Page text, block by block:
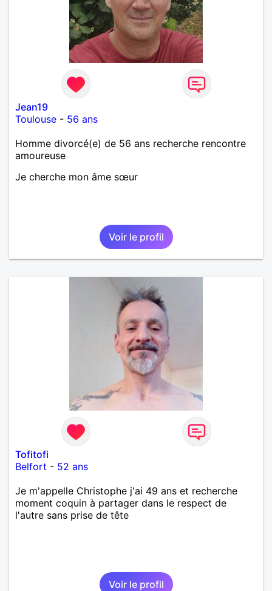
Jean19
Toulouse - 56 ans
Homme divorcé(e) de 56 ans recherche rencontre
amoureuse
Je cherche mon âme sœur
Voir le profil
Tofitofi
Belfort - 52 ans
Je m'appelle Christophe j'ai 49 ans et recherche
moment coquin à partager dans le respect de
l'autre sans prise de tête
Voir le profil